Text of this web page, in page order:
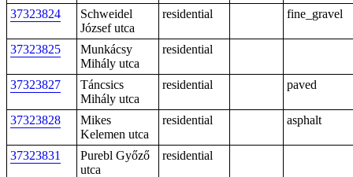
37323824
Schweidel
József utca
residential fine_gravel
37323825
Munkácsy
Mihály utca
residential
37323827
Táncsics
Mihály utca
residential paved
37323828
Mikes
Kelemen utca
residential asphalt
37323831
Purebl Győző
utca
residential